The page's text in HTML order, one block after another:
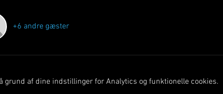
+6 andre gæster
grund af dine indstillinger for Analytics og funktionelle cookies.